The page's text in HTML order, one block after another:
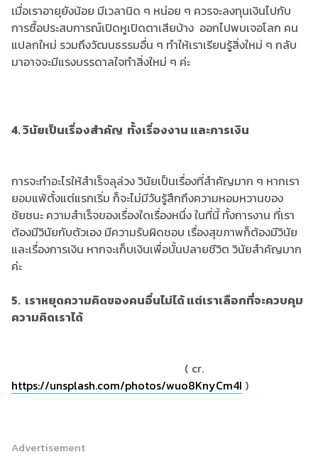
เมื่อเราอายุยังน้อย มีเวลานิด ๆ หน่อย ๆ ควรจะลงทุนเงินไปกับ
การซื้อประสบการณ์เปิดหูเปิดตาเสียบ้าง ออกไปพบเจอโลก คน
แปลกใหม่ รวมถึงวัฒนธรรมอื่น ๆ ทำให้เราเรียนรู้สิ่งใหม่ ๆ กลับ
มาอาจจะมีแรงบรรดาลใจทำสิ่งใหม่ ๆ ค่ะ
4. วินัยเป็นเรื่องสำคัญ ทั้งเรื่องงาน และการเงิน
การจะทำอะไรให้สำเร็จลุล่วง วินัยเป็นเรื่องที่สำคัญมาก ๆ หากเรา
ยอมแพ้ตั้งแต่แรกเริ่ม ก็จะไม่มีวันรู้สึกถึงความหอมหวานของ
ชัยชนะ ความสำเร็จของเรื่องใดเรื่องหนึ่ง ในที่นี้ ทั้งการงาน ที่เรา
ต้องมีวินัยกับตัวเอง มีความรับผิดชอบ เรื่องสุขภาพก็ต้องมีวินัย
และเรื่องการเงิน หากจะเก็บเงินเพื่อบั้นปลายชีวิต วินัยสำคัญมาก
ค่ะ
5. เราหยุดความคิดของคนอื่นไม่ได้ แต่เราเลือกที่จะควบคุม
ความคิดเราได้
( cr.
https://unsplash.com/photos/wuo8KnyCm4I )
Advertisement